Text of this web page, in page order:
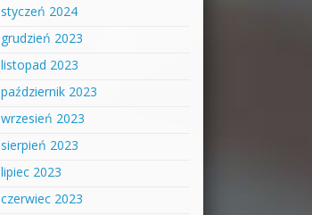
styczeń 2024
grudzień 2023
listopad 2023
październik 2023
wrzesień 2023
sierpień 2023
lipiec 2023
czerwiec 2023